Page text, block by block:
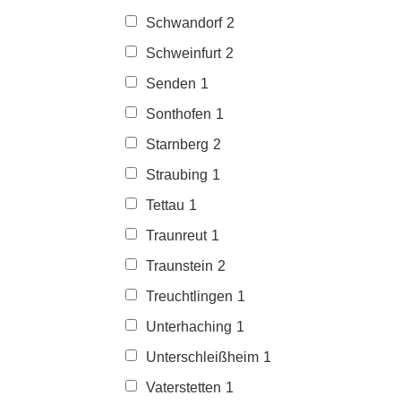
Schwandorf 2
Schweinfurt 2
Senden 1
Sonthofen 1
Starnberg 2
Straubing 1
Tettau 1
Traunreut 1
Traunstein 2
Treuchtlingen 1
Unterhaching 1
Unterschleißheim 1
Vaterstetten 1